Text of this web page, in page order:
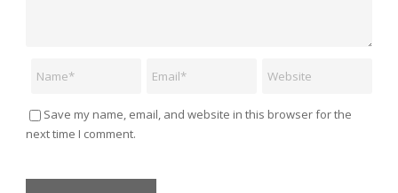
Save my name, email, and website in this browser for the
next time I comment.